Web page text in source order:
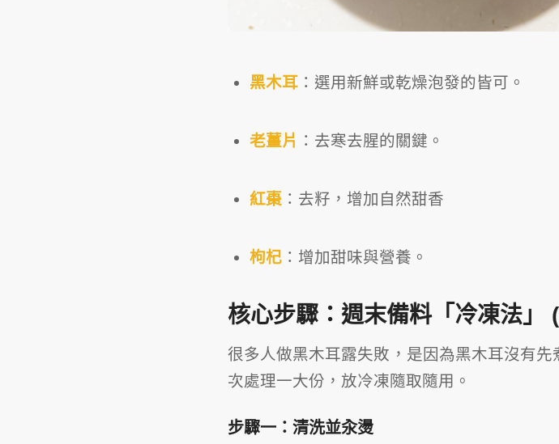
黑木耳：選用新鮮或乾燥泡發的皆可。
老薑片 ：去寒去腥的關鍵。
紅棗：去籽，增加自然甜香
枸杞：增加甜味與營養。
核心步驟：週末備料「冷凍法」
很多人做黑木耳露失敗，是因為黑木耳沒有
次處理一大份，放冷凍隨取隨用。
步驟一：清洗並汆燙